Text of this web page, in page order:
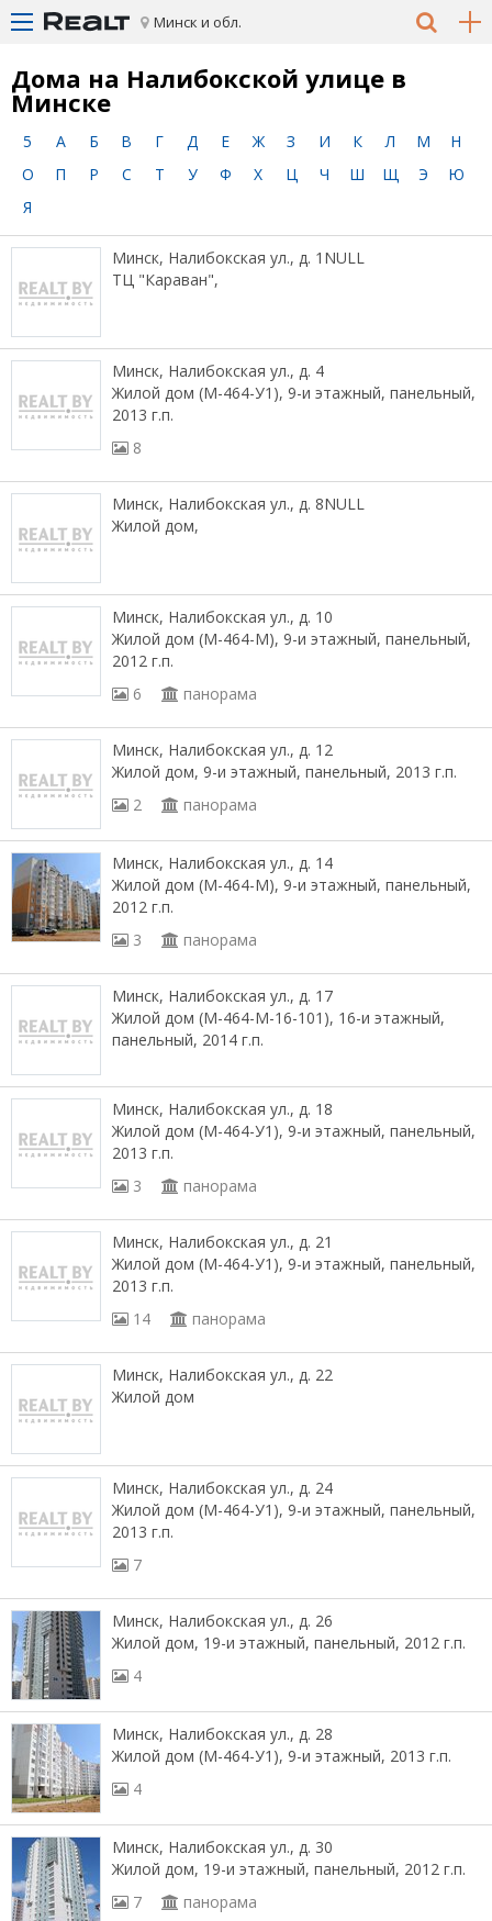
Минск и обл.
Дома на Налибокской улице в
Минске
5 А Б В Г Д Е Ж З И К Л М
Н
О
П Р С Т У Ф Х Ц Ч Ш Щ Э
Ю
Я
Минск, Налибокская ул., д. 1NULL
ТЦ "Караван",
Минск, Налибокская ул., д. 4
Жилой дом (М-464-У1), 9-и этажный, панельный,
2013 г.п.
8
Минск, Налибокская ул., д. 8NULL
Жилой дом,
Минск, Налибокская ул., д. 10
Жилой дом (М-464-М), 9-и этажный, панельный,
2012 г.п.
6
панорама
Минск, Налибокская ул., д. 12
Жилой дом, 9-и этажный, панельный, 2013 г.п.
2
панорама
Минск, Налибокская ул., д. 14
Жилой дом (М-464-М), 9-и этажный, панельный,
2012 г.п.
3
панорама
Минск, Налибокская ул., д. 17
Жилой дом (М-464-М-16-101), 16-и этажный,
панельный, 2014 г.п.
Минск, Налибокская ул., д. 18
Жилой дом (М-464-У1), 9-и этажный, панельный,
2013 г.п.
3
панорама
Минск, Налибокская ул., д. 21
Жилой дом (М-464-У1), 9-и этажный, панельный,
2013 г.п.
14
панорама
Минск, Налибокская ул., д. 22
Жилой дом
Минск, Налибокская ул., д. 24
Жилой дом (М-464-У1), 9-и этажный, панельный,
2013 г.п.
7
Минск, Налибокская ул., д. 26
Жилой дом, 19-и этажный, панельный, 2012 г.п.
4
Минск, Налибокская ул., д. 28
Жилой дом (М-464-У1), 9-и этажный, 2013 г.п.
4
Минск, Налибокская ул., д. 30
Жилой дом, 19-и этажный, панельный, 2012 г.п.
7
панорама